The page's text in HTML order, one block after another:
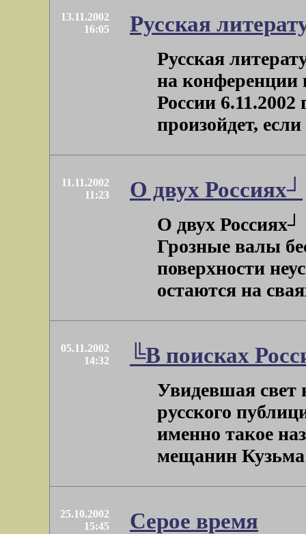
13.11.2002
16:05
Русская
Русская
на
России
произойдет,
11.11.2002
11:23
О двух Россиях┘
О двух
Грозные валы
поверхности
остаются на
05.11.2002
14:32
╚В поисках
Увидевшая свет
русского
именно такое
мещанин Кузьма
25.10.2002
15:45
Серое время